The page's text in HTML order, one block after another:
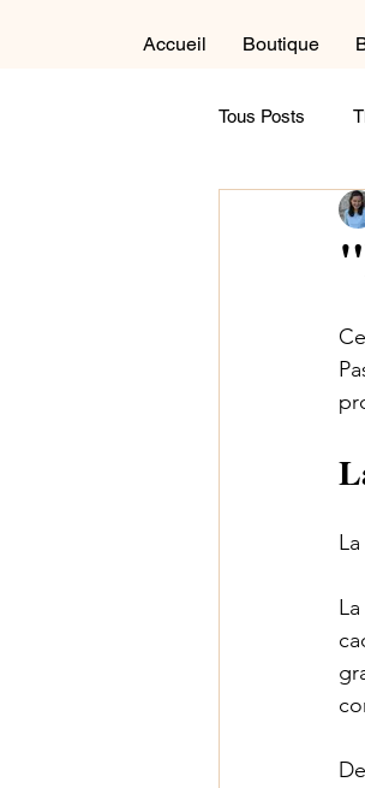
Accueil Boutique
Tous Posts
Autour du
Les fruits